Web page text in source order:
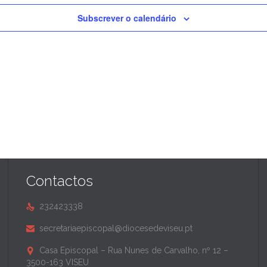
Subscrever o calendário
Contactos
 232423338
 secretariaepiscopal@diocesedeviseu.pt

Casa Episcopal – Rua Nunes de Carvalho, nº 12 –
3500-163 VISEU